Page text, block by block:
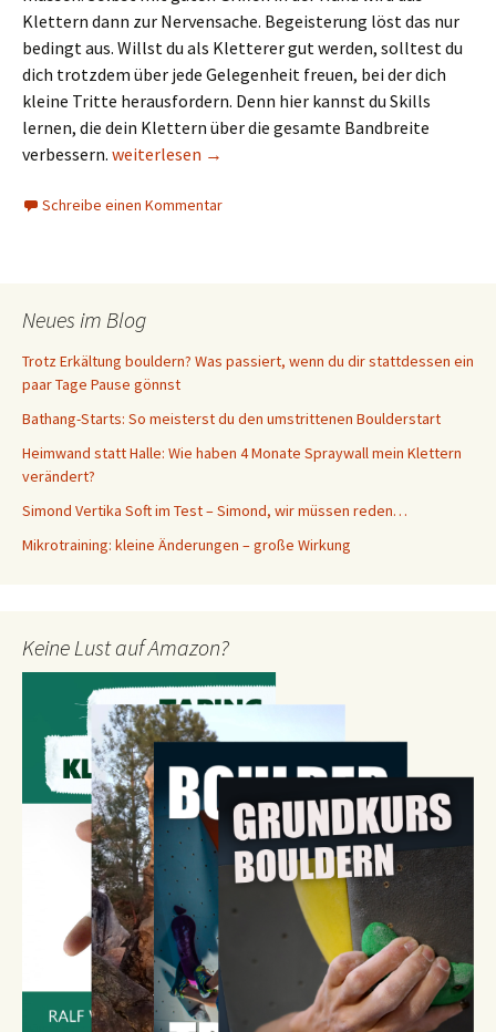
Klettern dann zur Nervensache. Begeisterung löst das nur
bedingt aus. Willst du als Kletterer gut werden, solltest du
dich trotzdem über jede Gelegenheit freuen, bei der dich
kleine Tritte herausfordern. Denn hier kannst du Skills
lernen, die dein Klettern über die gesamte Bandbreite
verbessern. Wie kleine Tritte dich zu einem besseren, fitteren
weiterlesen →
Schreibe einen Kommentar
Neues im Blog
Trotz Erkältung bouldern? Was passiert, wenn du dir stattdessen ein
paar Tage Pause gönnst
Bathang-Starts: So meisterst du den umstrittenen Boulderstart
Heimwand statt Halle: Wie haben 4 Monate Spraywall mein Klettern
verändert?
Simond Vertika Soft im Test – Simond, wir müssen reden…
Mikrotraining: kleine Änderungen – große Wirkung
Keine Lust auf Amazon?